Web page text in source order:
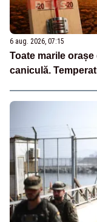
6 aug. 2026, 07:15
Toate marile
caniculă.